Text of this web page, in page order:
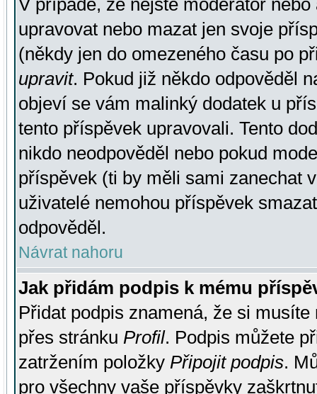
V případě, že nejste moderátor
upravovat nebo mazat jen svoje
(někdy jen do omezeného času po
upravit. Pokud již někdo odpověděl
objeví se vám malinký dodatek u
tento příspěvek upravovali. Tento
nikdo neodpověděl nebo pokud
příspěvek (ti by měli sami zanechat
uživatelé nemohou příspěvek
odpověděl.
Návrat nahoru
Jak přidám podpis k mému
Přidat podpis znamená, že si
přes stránku Profil. Podpis můžete
zatržením položky Připojit podpis.
pro všechny vaše příspěvky